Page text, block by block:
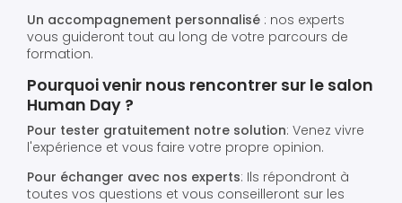
Un accompagnement personnalisé : nos experts
vous guideront tout au long de votre parcours de
formation.
Pourquoi venir nous rencontrer sur le salon
Human Day ?
Pour tester gratuitement notre solution: Venez vivre
l'expérience et vous faire votre propre opinion.
Pour échanger avec nos experts: Ils répondront à
toutes vos questions et vous conseilleront sur les